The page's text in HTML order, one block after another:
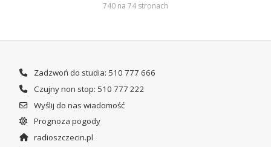
740 na 74 stronach
Zadzwoń do studia: 510 777 666
Czujny non stop: 510 777 222
Wyślij do nas wiadomość
Prognoza pogody
radioszczecin.pl